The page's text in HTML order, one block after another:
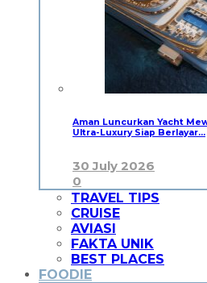
Aman Luncurkan Yacht
Ultra-Luxury Siap Berlayar…
30 July 2026
0
TRAVEL TIPS
CRUISE
AVIASI
FAKTA UNIK
BEST PLACES
FOODIE